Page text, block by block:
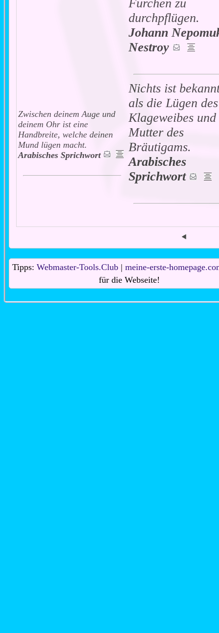
Furchen zu
durchpflügen.
Johann
Nestroy
Zwischen deinem Auge und
deinem Ohr ist eine
Handbreite, welche deinen
Mund lügen macht.
Arabisches Sprichwort
Nichts ist
als die Lügen des
Klageweibes
Mutter des
Bräutigams.
Arabisches
Sprichwort
Tipps: Webmaster-Tools.Club| meine-erste-
für die Webseite!